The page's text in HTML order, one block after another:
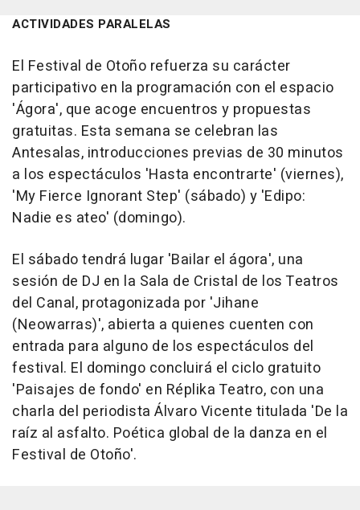
ACTIVIDADES PARALELAS
El Festival de Otoño refuerza su carácter
participativo en la programación con el espacio
'Ágora', que acoge encuentros y propuestas
gratuitas. Esta semana se celebran las
Antesalas, introducciones previas de 30 minutos
a los espectáculos 'Hasta encontrarte' (viernes),
'My Fierce Ignorant Step' (sábado) y 'Edipo:
Nadie es ateo' (domingo).
El sábado tendrá lugar 'Bailar el ágora', una
sesión de DJ en la Sala de Cristal de los Teatros
del Canal, protagonizada por 'Jihane
(Neowarras)', abierta a quienes cuenten con
entrada para alguno de los espectáculos del
festival. El domingo concluirá el ciclo gratuito
'Paisajes de fondo' en Réplika Teatro, con una
charla del periodista Álvaro Vicente titulada 'De la
raíz al asfalto. Poética global de la danza en el
Festival de Otoño'.